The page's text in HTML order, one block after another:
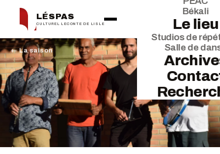
LÉSPAS
CULTUREL LECONTE DE LISLE
Békali
Le lieu
Studios de
Salle de
← La saison